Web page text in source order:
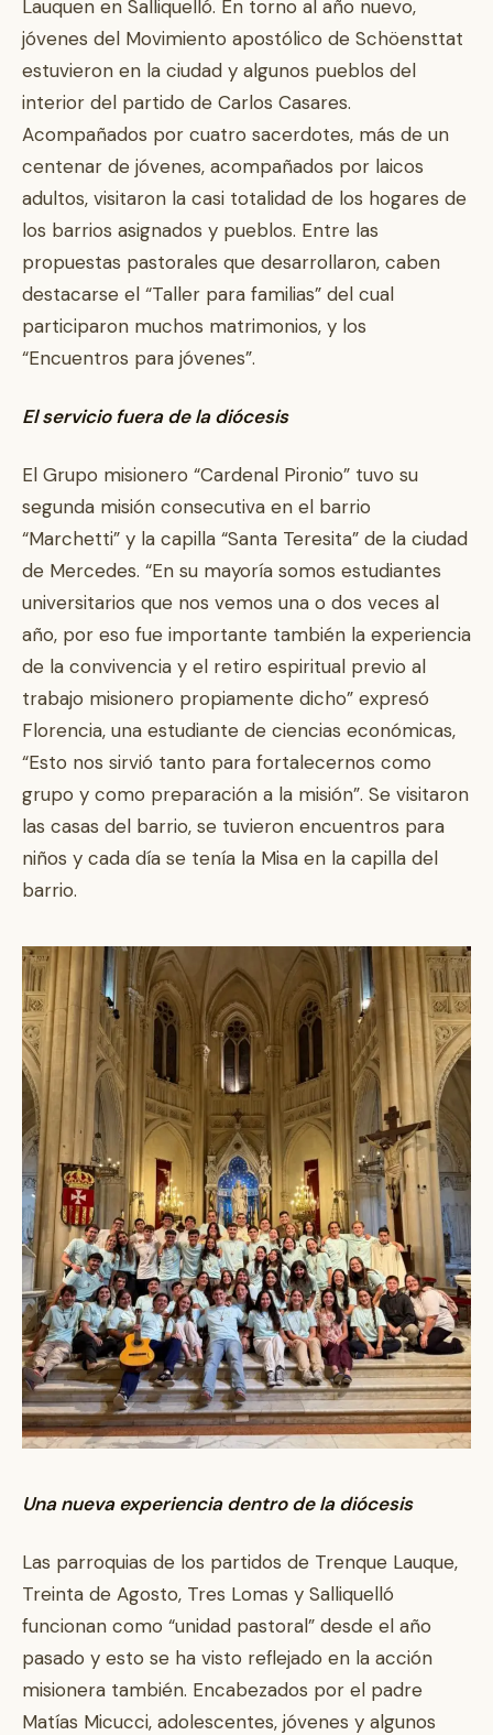
Lauquen en Salliquelló. En torno al año nuevo,
jóvenes del Movimiento apostólico de Schöensttat
estuvieron en la ciudad y algunos pueblos del
interior del partido de Carlos Casares.
Acompañados por cuatro sacerdotes, más de un
centenar de jóvenes, acompañados por laicos
adultos, visitaron la casi totalidad de los hogares de
los barrios asignados y pueblos. Entre las
propuestas pastorales que desarrollaron, caben
destacarse el “Taller para familias” del cual
participaron muchos matrimonios, y los
“Encuentros para jóvenes”.
El servicio fuera de la diócesis
El Grupo misionero “Cardenal Pironio” tuvo su
segunda misión consecutiva en el barrio
“Marchetti” y la capilla “Santa Teresita” de la ciudad
de Mercedes. “En su mayoría somos estudiantes
universitarios que nos vemos una o dos veces al
año, por eso fue importante también la experiencia
de la convivencia y el retiro espiritual previo al
trabajo misionero propiamente dicho” expresó
Florencia, una estudiante de ciencias económicas,
“Esto nos sirvió tanto para fortalecernos como
grupo y como preparación a la misión”. Se visitaron
las casas del barrio, se tuvieron encuentros para
niños y cada día se tenía la Misa en la capilla del
barrio.
Una nueva experiencia dentro de la diócesis
Las parroquias de los partidos de Trenque Lauque,
Treinta de Agosto, Tres Lomas y Salliquelló
funcionan como “unidad pastoral” desde el año
pasado y esto se ha visto reflejado en la acción
misionera también. Encabezados por el padre
Matías Micucci, adolescentes, jóvenes y algunos